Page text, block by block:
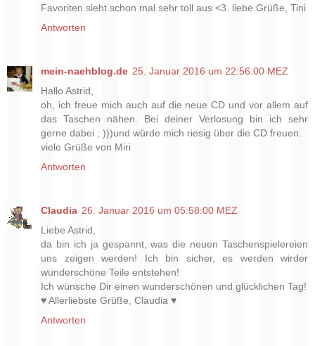
Favoriten sieht schon mal sehr toll aus <3. liebe Grüße, Tini
Antworten
mein-naehblog.de 25. Januar 2016 um 22:56:00 MEZ
Hallo Astrid,
oh, ich freue mich auch auf die neue CD und vor allem auf
das Taschen nähen. Bei deiner Verlosung bin ich sehr
gerne dabei ; )))und würde mich riesig über die CD freuen.
viele Grüße von Miri
Antworten
Claudia 26. Januar 2016 um 05:58:00 MEZ
Liebe Astrid,
da bin ich ja gespannt, was die neuen Taschenspielereien
uns zeigen werden! Ich bin sicher, es werden wirder
wunderschöne Teile entstehen!
Ich wünsche Dir einen wunderschönen und glücklichen Tag!
♥ Allerliebste Grüße, Claudia ♥
Antworten